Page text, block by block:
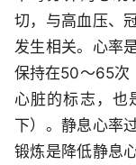
切，与高血压、
发生相关。心率
保持在50～65次
心脏的标志，也
下）。静息心率
锻炼是降低静息